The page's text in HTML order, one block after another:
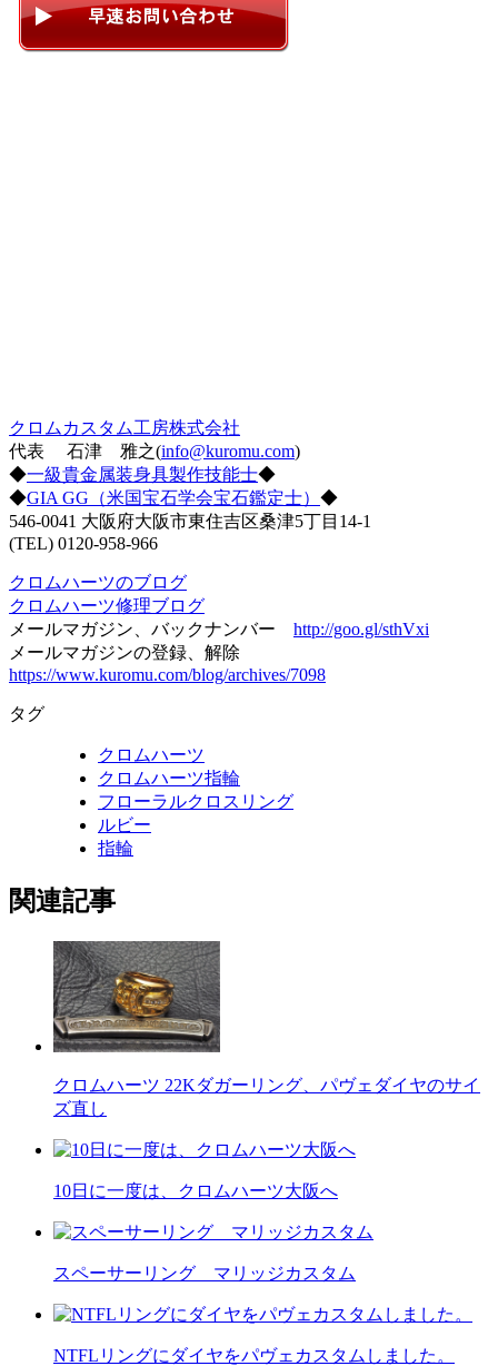
クロムカスタム工房株式会社
代表 石津 雅之(info@kuromu.com)
◆一級貴金属装身具製作技能士◆
◆GIA GG（米国宝石学会宝石鑑定士） ◆
546-0041 大阪府大阪市東住吉区桑津5丁目14-1
(TEL) 0120-958-966
クロムハーツのブログ
クロムハーツ修理ブログ
メールマガジン、バックナンバー http://goo.gl/sthVxi
メールマガジンの登録、解除
https://www.kuromu.com/blog/archives/7098
タグ
クロムハーツ
クロムハーツ指輪
フローラルクロスリング
ルビー
指輪
関連記事
クロムハーツ 22Kダガーリング、パヴェダイヤのサイ
ズ直し
10日に一度は、クロムハーツ大阪へ
スペーサーリング マリッジカスタム
NTFLリングにダイヤをパヴェカスタムしました。